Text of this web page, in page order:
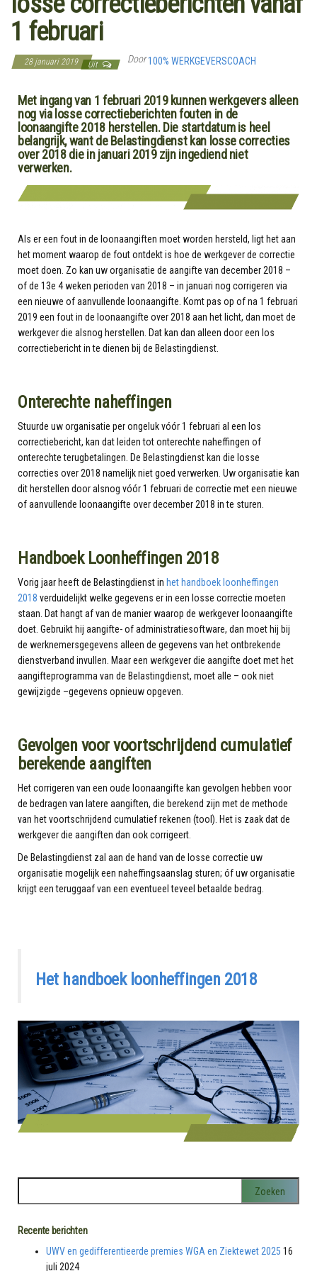
1 februari
28 januari 2019 Uit Door100% WERKGEVERSCOACH
Met ingang van 1 februari 2019 kunnen werkgevers alleen
nog via losse correctieberichten fouten in de
loonaangifte 2018 herstellen. Die startdatum is heel
belangrijk, want de Belastingdienst kan losse correcties
over 2018 die in januari 2019 zijn ingediend niet
verwerken.
Als er een fout in de loonaangiften moet worden hersteld, ligt het aan
het moment waarop de fout ontdekt is hoe de werkgever de correctie
moet doen. Zo kan uw organisatie de aangifte van december 2018 –
of de 13e 4 weken perioden van 2018 – in januari nog corrigeren via
een nieuwe of aanvullende loonaangifte. Komt pas op of na 1 februari
2019 een fout in de loonaangifte over 2018 aan het licht, dan moet de
werkgever die alsnog herstellen. Dat kan dan alleen door een los
correctiebericht in te dienen bij de Belastingdienst.
Onterechte naheffingen
Stuurde uw organisatie per ongeluk vóór 1 februari al een los
correctiebericht, kan dat leiden tot onterechte naheffingen of
onterechte terugbetalingen. De Belastingdienst kan die losse
correcties over 2018 namelijk niet goed verwerken. Uw organisatie kan
dit herstellen door alsnog vóór 1 februari de correctie met een nieuwe
of aanvullende loonaangifte over december 2018 in te sturen.
Handboek Loonheffingen 2018
Vorig jaar heeft de Belastingdienst in het handboek loonheffingen
2018 verduidelijkt welke gegevens er in een losse correctie moeten
staan. Dat hangt af van de manier waarop de werkgever loonaangifte
doet. Gebruikt hij aangifte- of administratiesoftware, dan moet hij bij
de werknemersgegevens alleen de gegevens van het ontbrekende
dienstverband invullen. Maar een werkgever die aangifte doet met het
aangifteprogramma van de Belastingdienst, moet alle – ook niet
gewijzigde –gegevens opnieuw opgeven.
Gevolgen voor voortschrijdend cumulatief
berekende aangiften
Het corrigeren van een oude loonaangifte kan gevolgen hebben voor
de bedragen van latere aangiften, die berekend zijn met de methode
van het voortschrijdend cumulatief rekenen (tool). Het is zaak dat de
werkgever die aangiften dan ook corrigeert.
De Belastingdienst zal aan de hand van de losse correctie uw
organisatie mogelijk een naheffingsaanslag sturen; óf uw organisatie
krijgt een teruggaaf van een eventueel teveel betaalde bedrag.
Het handboek loonheffingen 2018
Recente berichten
UWV en gedifferentieerde premies WGA en Ziektewet 2025 16
juli 2024